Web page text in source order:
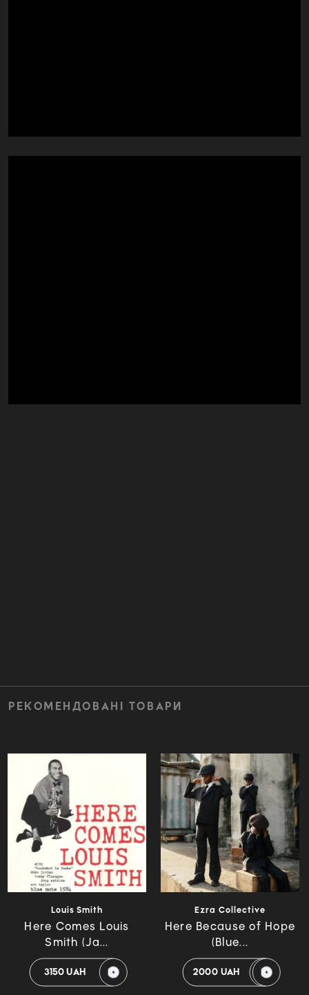
РЕКОМЕНДОВАНІ ТОВАРИ
Louis Smith
Here Comes Louis
Smith (Ja...
3150 UAH
Ezra Collective
Here Because of Hope
(Blue...
2000 UAH